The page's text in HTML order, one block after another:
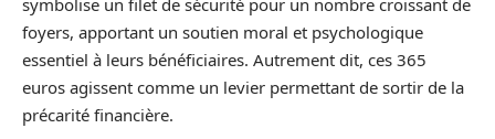
symbolise un filet de sécurité pour un nombre croissant de
foyers, apportant un soutien moral et psychologique
essentiel à leurs bénéficiaires. Autrement dit, ces 365
euros agissent comme un levier permettant de sortir de la
précarité financière.